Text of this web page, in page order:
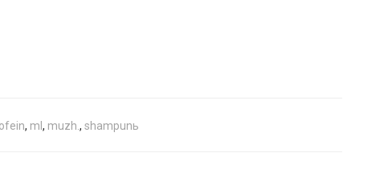
, ml , muzh. , shampunь